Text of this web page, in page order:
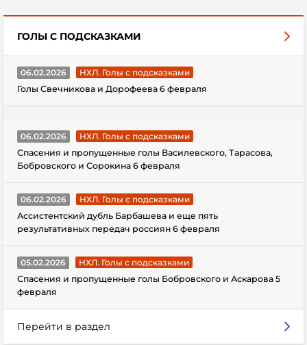
ГОЛЫ С ПОДСКАЗКАМИ
06.02.2026
НХЛ. Голы с подсказками
Голы Свечникова и Дорофеева 6 февраля
06.02.2026
НХЛ. Голы с подсказками
Спасения и пропущенные голы Василевского, Тарасова,
Бобровского и Сорокина 6 февраля
06.02.2026
НХЛ. Голы с подсказками
Ассистентский дубль Барбашева и еще пять
результативных передач россиян 6 февраля
05.02.2026
НХЛ. Голы с подсказками
Спасения и пропущенные голы Бобровского и Аскарова 5
февраля
Перейти в раздел